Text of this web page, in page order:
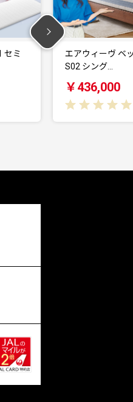
ド マットレス
【バイ
ズ
￥